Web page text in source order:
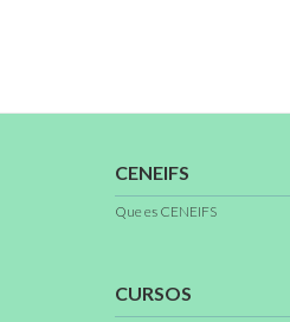
CENEIFS
Que es CENEIFS
CURSOS